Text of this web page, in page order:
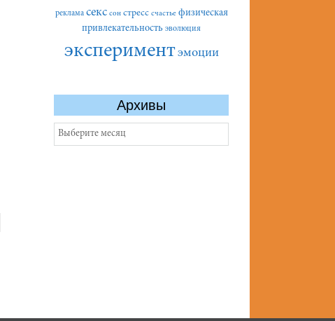
реклама секс сон стресс счастье физическая
привлекательность эволюция
экспериментэмоции
Архивы
Архивы